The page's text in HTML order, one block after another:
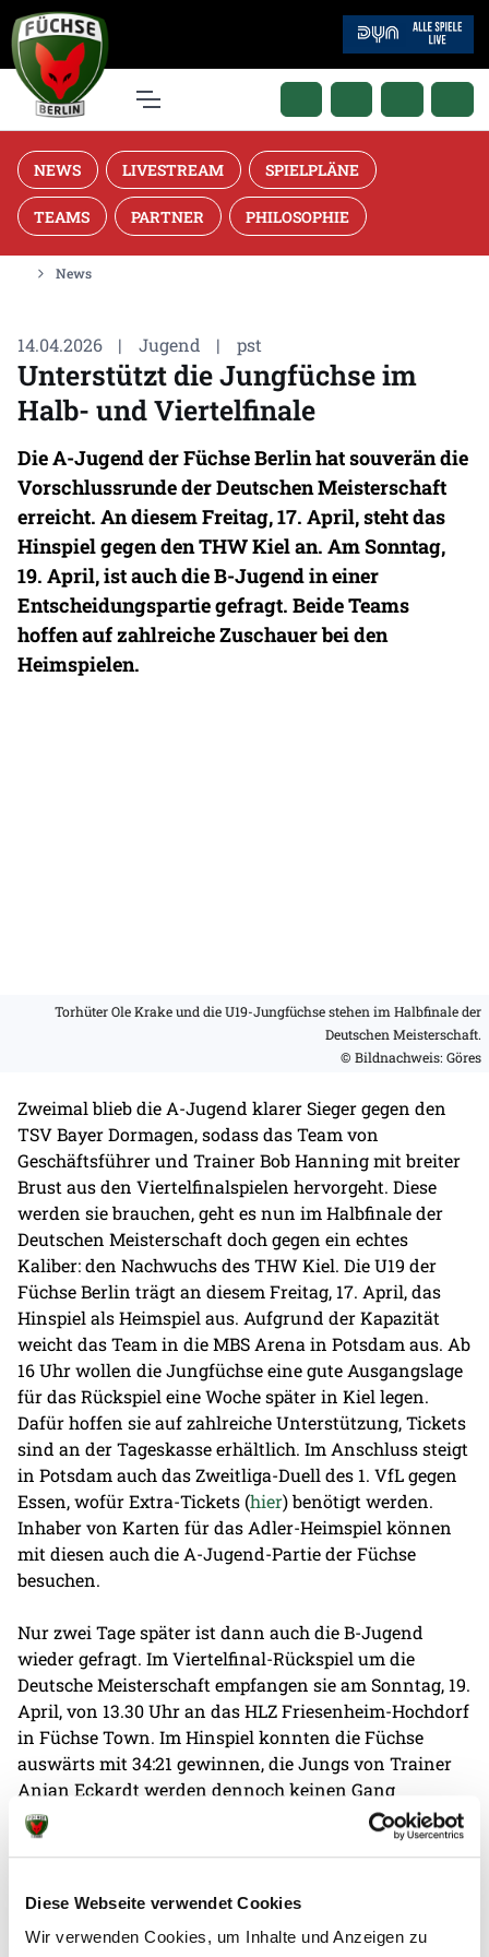
Diese Webseite verwendet Cookies
Wir verwenden Cookies, um Inhalte und Anzeigen zu
NEWS LIVESTREAM SPIELPLÄNE
TEAMS PARTNER PHILOSOPHIE
News
14.04.2026 | Jugend | pst
Unterstützt die Jungfüchse im
Halb- und Viertelfinale
Die A-Jugend der Füchse Berlin hat souverän die
Vorschlussrunde der Deutschen Meisterschaft
erreicht. An diesem Freitag, 17. April, steht das
Hinspiel gegen den THW Kiel an. Am Sonntag,
19. April, ist auch die B-Jugend in einer
Entscheidungspartie gefragt. Beide Teams
hoffen auf zahlreiche Zuschauer bei den
Heimspielen.
Torhüter Ole Krake und die U19-Jungfüchse stehen im Halbfinale der
Deutschen Meisterschaft.
© Bildnachweis: Göres
Zweimal blieb die A-Jugend klarer Sieger gegen den
TSV Bayer Dormagen, sodass das Team von
Geschäftsführer und Trainer Bob Hanning mit breiter
Brust aus den Viertelfinalspielen hervorgeht. Diese
werden sie brauchen, geht es nun im Halbfinale der
Deutschen Meisterschaft doch gegen ein echtes
Kaliber: den Nachwuchs des THW Kiel. Die U19 der
Füchse Berlin trägt an diesem Freitag, 17. April, das
Hinspiel als Heimspiel aus. Aufgrund der Kapazität
weicht das Team in die MBS Arena in Potsdam aus. Ab
16 Uhr wollen die Jungfüchse eine gute Ausgangslage
für das Rückspiel eine Woche später in Kiel legen.
Dafür hoffen sie auf zahlreiche Unterstützung, Tickets
sind an der Tageskasse erhältlich. Im Anschluss steigt
in Potsdam auch das Zweitliga-Duell des 1. VfL gegen
Essen, wofür Extra-Tickets (hier) benötigt werden.
Inhaber von Karten für das Adler-Heimspiel können
mit diesen auch die A-Jugend-Partie der Füchse
besuchen.
Nur zwei Tage später ist dann auch die B-Jugend
wieder gefragt. Im Viertelfinal-Rückspiel um die
Deutsche Meisterschaft empfangen sie am Sonntag, 19.
April, von 13.30 Uhr an das HLZ Friesenheim-Hochdorf
in Füchse Town. Im Hinspiel konnten die Füchse
auswärts mit 34:21 gewinnen, die Jungs von Trainer
Anian Eckardt werden dennoch keinen Gang
runterschalten. Bester Nachwuchshandball ist an
diesem Wochenende also in Berlin und Brandenburg
um den DHB-Pokal kämpfen. Wer in der Hauptstadt
Jungfüchse aus nächster Nähe verfolgen. Tickets für